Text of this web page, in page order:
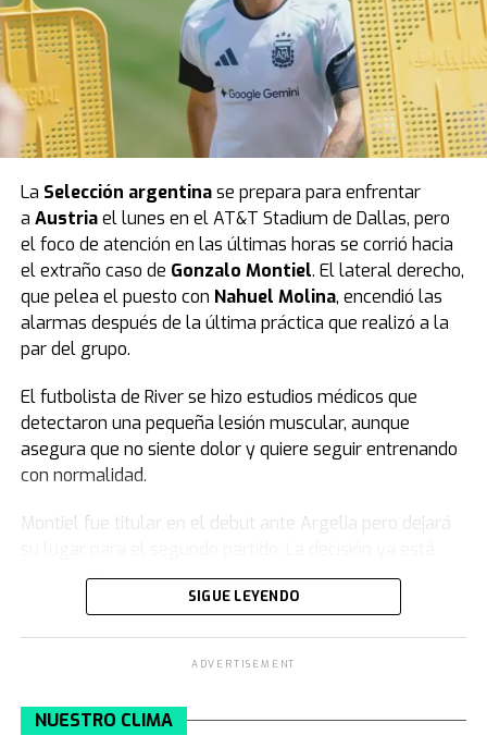
La Selección argentinase prepara para enfrentar
a Austriael lunes en el AT&T Stadium de Dallas, pero
el foco de atención en las últimas horas se corrió hacia
el extraño caso de Gonzalo Montiel. El lateral derecho,
que pelea el puesto con Nahuel Molina, encendió las
alarmas después de la última práctica que realizó a la
par del grupo.
El futbolista de River se hizo estudios médicos que
detectaron una pequeña lesión muscular, aunque
asegura que no siente dolor y quiere seguir entrenando
con normalidad.
Montiel fue titular en el debut ante Argelia pero dejará
tomada: Molina será su reemplazante en el lateral
derecho frente a Austria. El jugador del Atlético de
SIGUE LEYENDO
ADVERTISEMENT
NUESTRO CLIMA